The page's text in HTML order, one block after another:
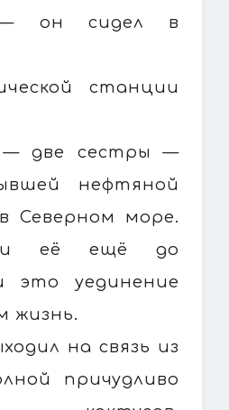
— он сидел в
станции
— две сестры —
нефтяной
Северном море.
её ещё до
это уединение
жизнь.
на связь из
причудливо